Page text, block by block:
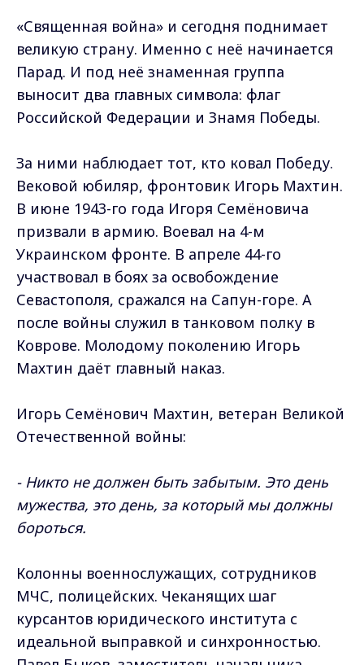
«Священная война» и сегодня поднимает
великую страну. Именно с неё начинается
Парад. И под неё знаменная группа
выносит два главных символа: флаг
Российской Федерации и Знамя Победы.
За ними наблюдает тот, кто ковал Победу.
Вековой юбиляр, фронтовик Игорь Махтин.
В июне 1943-го года Игоря Семёновича
призвали в армию. Воевал на 4-м
Украинском фронте. В апреле 44-го
участвовал в боях за освобождение
Севастополя, сражался на Сапун-горе. А
после войны служил в танковом полку в
Коврове. Молодому поколению Игорь
Махтин даёт главный наказ.
Игорь Семёнович Махтин, ветеран Великой
Отечественной войны:
- Никто не должен быть забытым. Это день
мужества, это день, за который мы должны
бороться.
Колонны военнослужащих, сотрудников
МЧС, полицейских. Чеканящих шаг
курсантов юридического института с
идеальной выправкой и синхронностью.